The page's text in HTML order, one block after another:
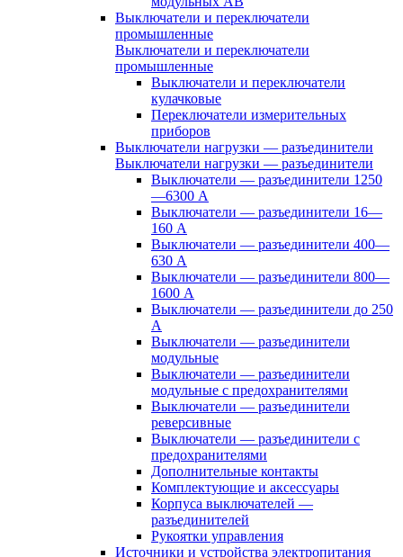
Выключатели и переключатели
промышленные
Выключатели и переключатели
промышленные
Выключатели и переключатели
кулачковые
Переключатели измерительных
приборов
Выключатели нагрузки — разъединители
Выключатели нагрузки — разъединители
Выключатели — разъединители 1250
—6300 А
Выключатели — разъединители 16—
160 А
Выключатели — разъединители 400—
630 А
Выключатели — разъединители 800—
1600 А
Выключатели — разъединители до 250
А
Выключатели — разъединители
модульные
Выключатели — разъединители
модульные с предохранителями
Выключатели — разъединители
реверсивные
Выключатели — разъединители с
предохранителями
Дополнительные контакты
Комплектующие и аксессуары
Корпуса выключателей —
разъединителей
Рукоятки управления
Источники и устройства электропитания